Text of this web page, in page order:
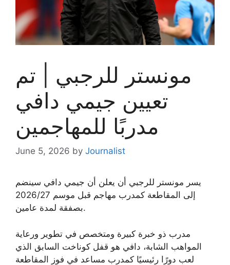
مونستر للرجبي | تم
تعيين جيمي دافي
مدربًا للمهاجمين
June 5, 2026 by Journalist
يسر مونستر للرجبي أن يعلن أن جيمي دافي سينضم
إلى المقاطعة كمدرب مهاجم قبل موسم 2026/27
بصفقة لمدة عامين.
مدرب ذو خبرة كبيرة ومتخصص في تطوير ورعاية
المواهب الشابة، دافي هو قفل كوناخت السابق الذي
لعب دورًا رئيسيًا كمدرب مساعد في فوز المقاطعة